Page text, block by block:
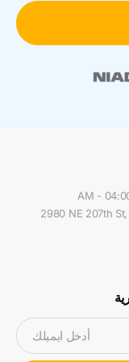
2980 NE 207th
أدخل ايميلك